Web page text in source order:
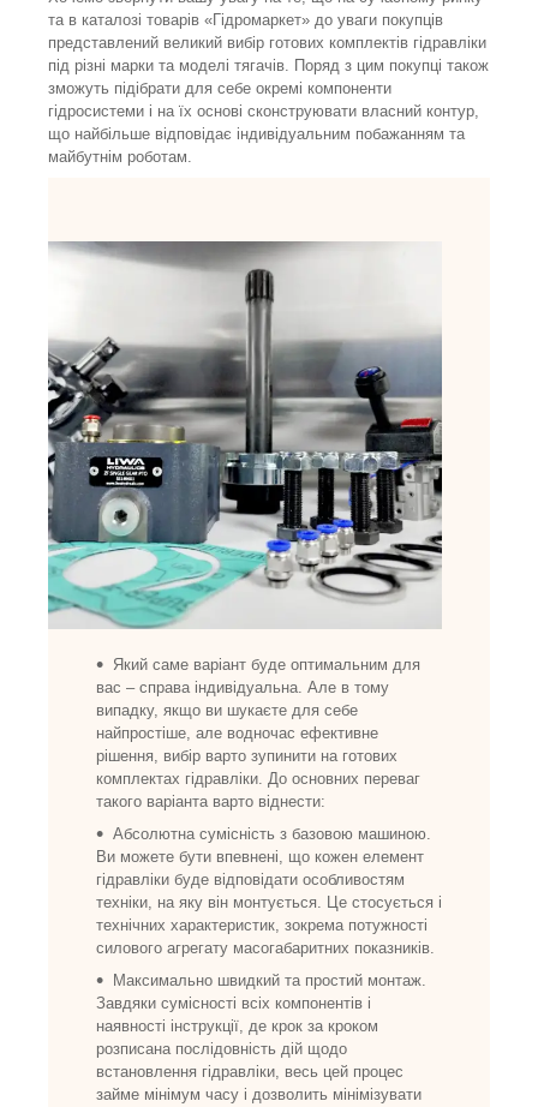
та в каталозі товарів «Гідромаркет» до уваги покупців
представлений великий вибір готових комплектів гідравліки
під різні марки та моделі тягачів. Поряд з цим покупці також
зможуть підібрати для себе окремі компоненти
гідросистеми і на їх основі сконструювати власний контур,
що найбільше відповідає індивідуальним побажанням та
майбутнім роботам.
Який саме варіант буде оптимальним для
вас – справа індивідуальна. Але в тому
випадку, якщо ви шукаєте для себе
найпростіше, але водночас ефективне
рішення, вибір варто зупинити на готових
комплектах гідравліки. До основних переваг
такого варіанта варто віднести:
Абсолютна сумісність з базовою машиною.
Ви можете бути впевнені, що кожен елемент
гідравліки буде відповідати особливостям
техніки, на яку він монтується. Це стосується і
технічних характеристик, зокрема потужності
силового агрегату масогабаритних показників.
Максимально швидкий та простий монтаж.
Завдяки сумісності всіх компонентів і
наявності інструкції, де крок за кроком
розписана послідовність дій щодо
встановлення гідравліки, весь цей процес
займе мінімум часу і дозволить мінімізувати